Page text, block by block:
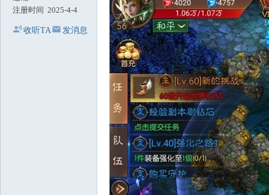
注册时间 2025-4-4
收听TA 发消息